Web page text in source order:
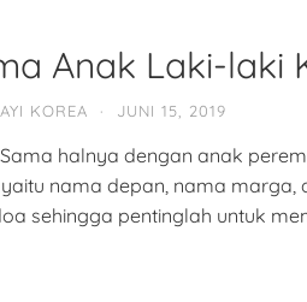
Anak Laki-laki
KOREA · JUNI 15, 2019
halnya dengan anak
nama depan, nama
sehingga pentinglah untuk